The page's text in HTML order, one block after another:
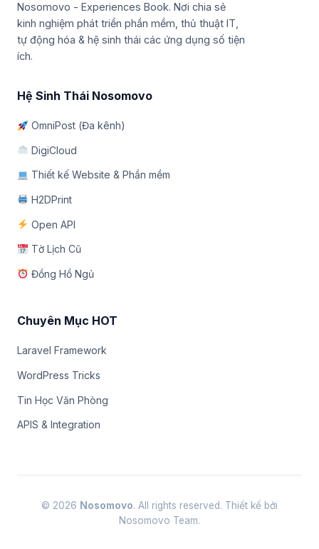
Nosomovo - Experiences Book. Nơi chia sẻ
kinh nghiệm phát triển phần mềm, thủ thuật IT,
tự động hóa & hệ sinh thái các ứng dụng số tiện
ích.
Hệ Sinh Thái Nosomovo
OmniPost (Đa kênh)
DigiCloud
Thiết kế Website & Phần mềm
H2DPrint
Open API
Tờ Lịch Cũ
Đồng Hồ Ngủ
Chuyên Mục HOT
Laravel Framework
WordPress Tricks
Tin Học Văn Phòng
APIS & Integration
© 2026 Nosomovo. All rights reserved. Thiết kế bởi
Nosomovo Team.